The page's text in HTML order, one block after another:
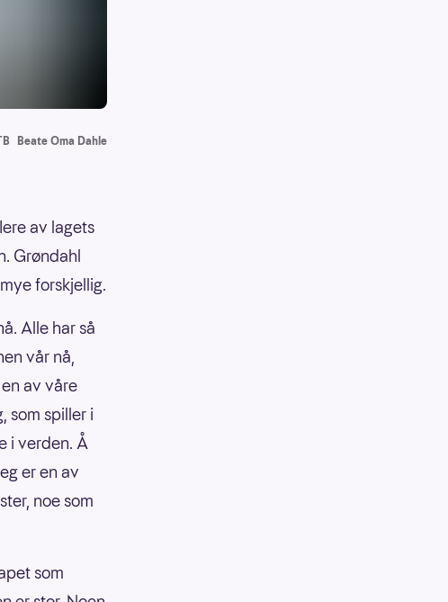
Beate Oma Dahle
av lagets
Grøndahl
forskjellig.
Alle har så
vår nå,
av våre
som spiller i
i verden. Å
er en av
noe som
som